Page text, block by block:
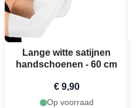
Lange witte satijnen
handschoenen - 60 cm
€ 9,90
Op voorraad